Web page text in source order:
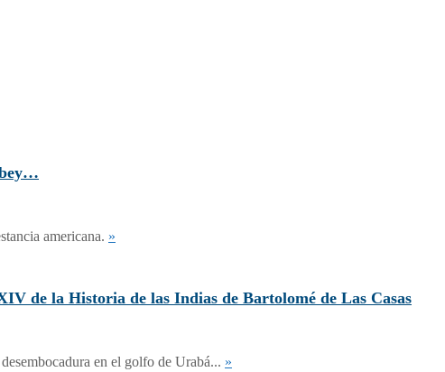
americana. »
de la Historia de las Indias de Bartolomé de Las Casas
en el golfo de Urabá... »